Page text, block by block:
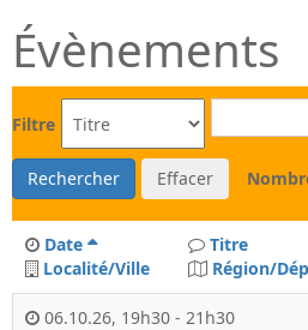
Évènements
Filtre
Rechercher Effacer
Date Titre
Localité/Ville
Région/
06.10.26, 19h30 - 21h30